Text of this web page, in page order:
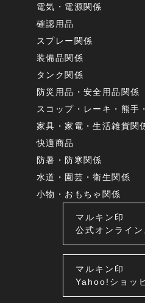
電気・電源関係
確認用品
スプレー関係
装備品関係
タンク関係
防災用品・安全用品関係
スコップ・レーキ・熊手
家具・家電・生活雑貨関
快適商品
防暑・防寒関係
水道・園芸・衛生関係
小物・おもちゃ関係
マルキン印
公式オンライン
マルキン印
Yahoo!ショッ